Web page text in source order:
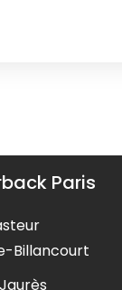
Paris
Billancourt